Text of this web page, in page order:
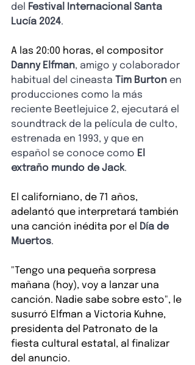
del Festival Internacional Santa
Lucía 2024.
A las 20:00 horas, el compositor
Danny Elfman, amigo y colaborador
habitual del cineasta Tim Burton en
producciones como la más
reciente Beetlejuice 2, ejecutará el
soundtrack de la película de culto,
estrenada en 1993, y que en
español se conoce como El
extraño mundo de Jack.
El californiano, de 71 años,
adelantó que interpretará también
una canción inédita por el Día de
Muertos.
"Tengo una pequeña sorpresa
mañana (hoy), voy a lanzar una
canción. Nadie sabe sobre esto", le
susurró Elfman a Victoria Kuhne,
presidenta del Patronato de la
fiesta cultural estatal, al finalizar
del anuncio.